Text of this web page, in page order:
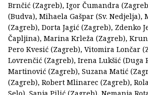
Brnčić (Zagreb), Igor Čumandra
(Budva), Mihaela Gašpar (Sv. Nedjelja),
(Zagreb), Dorta Jagić (Zagreb), Zdenko
Čapljina), Marina Krleža (Zagreb),
Pero Kvesić (Zagreb), Vitomira Lončar
Lovrenčić (Zagreb), Irena Lukšić (Duga
Martinović (Zagreb), Suzana Matić
(Zagreb), Robert Mlinarec (Zagreb),